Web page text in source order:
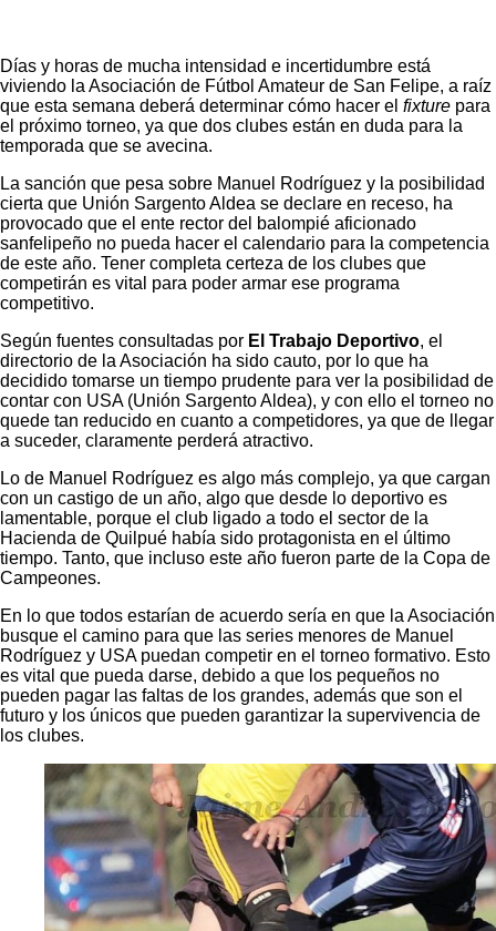
Días y horas de mucha intensidad e incertidumbre está
viviendo la Asociación de Fútbol Amateur de San Felipe, a raíz
que esta semana deberá determinar cómo hacer el fixture para
el próximo torneo, ya que dos clubes están en duda para la
temporada que se avecina.
La sanción que pesa sobre Manuel Rodríguez y la posibilidad
cierta que Unión Sargento Aldea se declare en receso, ha
provocado que el ente rector del balompié aficionado
sanfelipeño no pueda hacer el calendario para la competencia
de este año. Tener completa certeza de los clubes que
competirán es vital para poder armar ese programa
competitivo.
Según fuentes consultadas por El Trabajo Deportivo, el
directorio de la Asociación ha sido cauto, por lo que ha
decidido tomarse un tiempo prudente para ver la posibilidad de
contar con USA (Unión Sargento Aldea), y con ello el torneo no
quede tan reducido en cuanto a competidores, ya que de llegar
a suceder, claramente perderá atractivo.
Lo de Manuel Rodríguez es algo más complejo, ya que cargan
con un castigo de un año, algo que desde lo deportivo es
lamentable, porque el club ligado a todo el sector de la
Hacienda de Quilpué había sido protagonista en el último
tiempo. Tanto, que incluso este año fueron parte de la Copa de
Campeones.
En lo que todos estarían de acuerdo sería en que la Asociación
busque el camino para que las series menores de Manuel
Rodríguez y USA puedan competir en el torneo formativo. Esto
es vital que pueda darse, debido a que los pequeños no
pueden pagar las faltas de los grandes, además que son el
futuro y los únicos que pueden garantizar la supervivencia de
los clubes.